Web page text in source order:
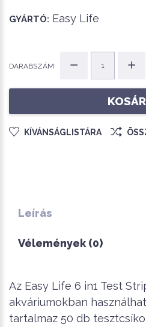
GYÁRTÓ: Easy Life
DARABSZÁM
KÍVÁNSÁGLISTÁRA
Leírás
Vélemények (0)
Az Easy Life 6 in1 Test
akváriumokban
tartalmaz 50 db